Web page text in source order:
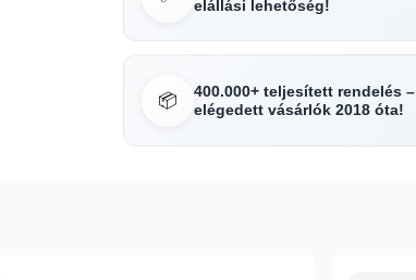
elállási lehetőség!
📦
400.000+ teljesített rendelés –
elégedett vásárlók 2018 óta!